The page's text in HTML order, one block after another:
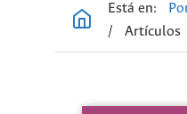
Está en:
/
Artículos